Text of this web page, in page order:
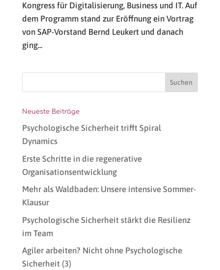
Kongress für Digitalisierung, Business und IT. Auf
dem Programm stand zur Eröffnung ein Vortrag
von SAP-Vorstand Bernd Leukert und danach
ging...
Neueste Beiträge
Psychologische Sicherheit trifft Spiral
Dynamics
Erste Schritte in die regenerative
Organisationsentwicklung
Mehr als Waldbaden: Unsere intensive Sommer-
Klausur
Psychologische Sicherheit stärkt die Resilienz
im Team
Agiler arbeiten? Nicht ohne Psychologische
Sicherheit (3)